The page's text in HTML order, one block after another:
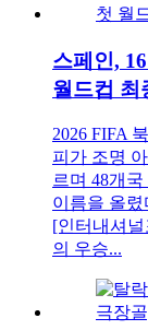
스페인,
월드컵 최
2026 FIFA
피가 조명
르며 48개
이름을 올
[인터내셔널
의 우승...